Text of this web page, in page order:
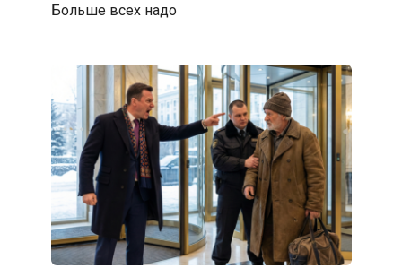
Больше всех надо